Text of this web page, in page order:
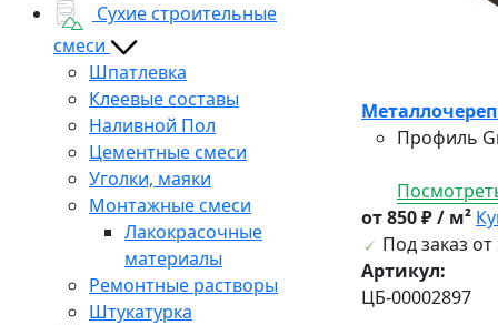
Сухие строительные
смеси
Шпатлевка
Клеевые составы
Наливной Пол
Цементные смеси
Уголки, маяки
Монтажные смеси
Лакокрасочные
материалы
Ремонтные растворы
Штукатурка
Профиль
от 850 ₽ / м²
Под заказ от
Артикул:
ЦБ-00002897